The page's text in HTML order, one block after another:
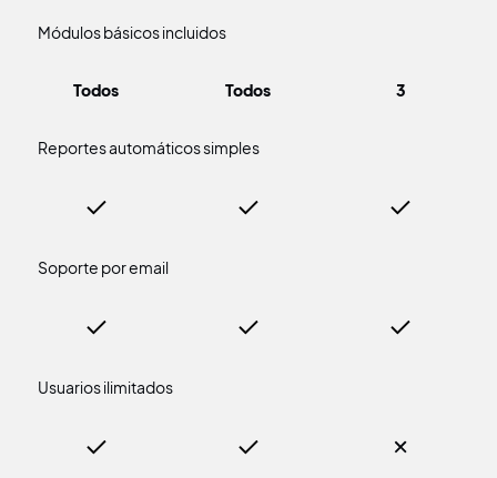
Módulos básicos incluidos
Todos Todos 3
Reportes automáticos simples
Soporte por email
Usuarios ilimitados